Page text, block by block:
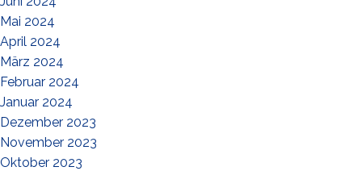
Mai 2024
April 2024
März 2024
Februar 2024
Januar 2024
Dezember 2023
November 2023
Oktober 2023